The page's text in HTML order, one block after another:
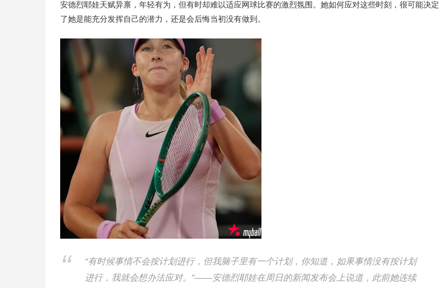
安德烈耶娃天赋异禀，年轻有为，但有时却难以适应网球比赛的激烈氛围。她如何应对这些时刻，很可能决定
了她是能充分发挥自己的潜力，还是会后悔当初没有做到。
“有时候事情不会按计划进行，但我脑子里有一个计划，你知道，如果事情没有按计划
进行，我就会想办法应对。”——安德烈耶娃在周日的新闻发布会上说道，此前她连续